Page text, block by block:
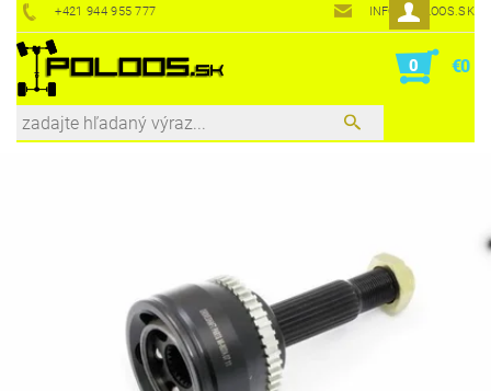
+421 944 955 777 INFO@POLOOS.SK
0 €0